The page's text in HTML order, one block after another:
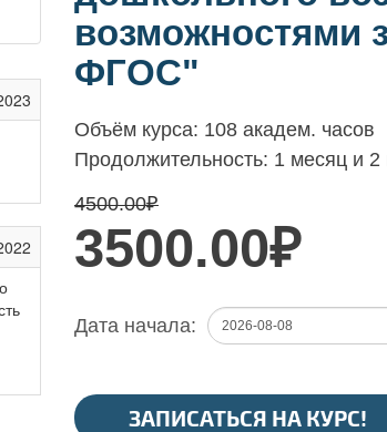
возможностями
ФГОС"
Объём курса: 108 академ. часов
Продолжительность: 1 месяц и 2
4500.00₽
3500.00₽
Дата начала:
ЗАПИСАТЬСЯ НА КУРС!